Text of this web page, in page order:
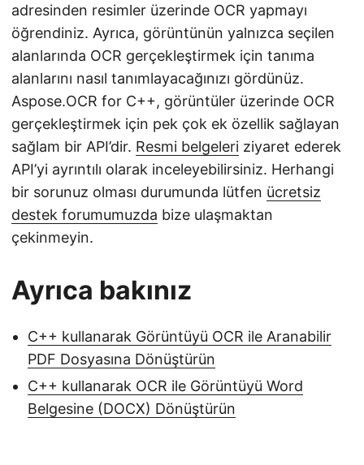
adresinden resimler üzerinde OCR yapmayı
öğrendiniz. Ayrıca, görüntünün yalnızca seçilen
alanlarında OCR gerçekleştirmek için tanıma
alanlarını nasıl tanımlayacağınızı gördünüz.
Aspose.OCR for C++, görüntüler üzerinde OCR
gerçekleştirmek için pek çok ek özellik sağlayan
sağlam bir API’dir. Resmi belgeleri ziyaret ederek
API’yi ayrıntılı olarak inceleyebilirsiniz. Herhangi
bir sorunuz olması durumunda lütfen ücretsiz
destek forumumuzda bize ulaşmaktan
çekinmeyin.
Ayrıca bakınız
C++ kullanarak Görüntüyü OCR ile Aranabilir
PDF Dosyasına Dönüştürün
C++ kullanarak OCR ile Görüntüyü Word
Belgesine (DOCX) Dönüştürün